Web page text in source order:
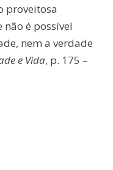
proveitosa
é possível
nem a verdade
e Vida, p. 175 –